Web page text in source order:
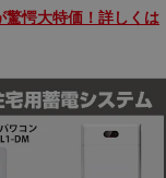
愕大特価！詳しくは